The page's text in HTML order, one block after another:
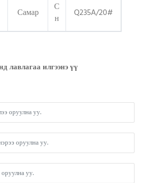
Самар
С
н
Q235A/20#
лавлагаа илгээнэ үү